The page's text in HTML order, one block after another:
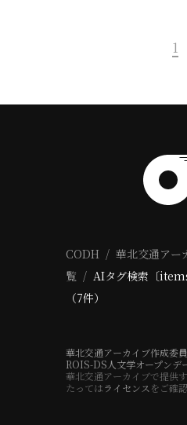
1
CODH 華北交通アー
覧
AIタグ検索〔
（7件）
華北交通アーカイブ作成委
ROIS-DS人文学オープンデ
華北交通アーカイブで提供
たってはライセンス をご確